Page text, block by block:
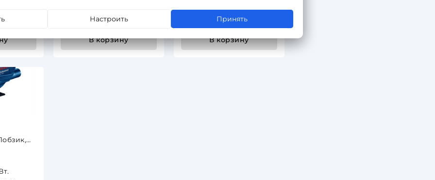
790,76 руб. 632,61 руб.
В корзину
1 088,01 руб.
В корзину
70 мм
Настроить Принять